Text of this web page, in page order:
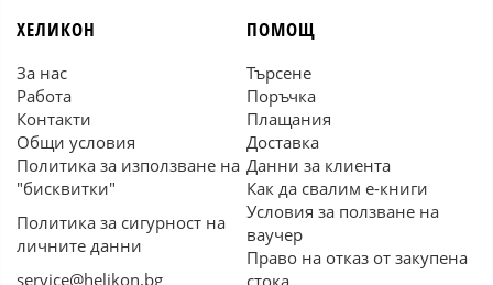
ХЕЛИКОН
За нас
Работа
Контакти
Общи условия
Политика за използване на
"бисквитки"
Политика за сигурност на
личните данни
service@helikon.bg
ПОМОЩ
Търсене
Поръчка
Плащания
Доставка
Данни за клиента
Как да свалим е-книги
Условия за ползване на
ваучер
Право на отказ от закупена
стока